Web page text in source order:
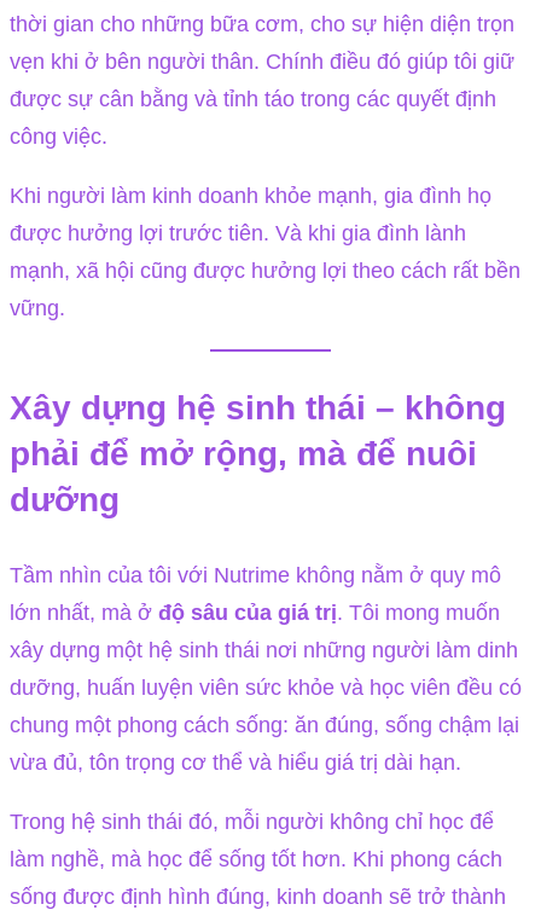
thời gian cho những bữa cơm, cho sự hiện diện trọn
vẹn khi ở bên người thân. Chính điều đó giúp tôi giữ
được sự cân bằng và tỉnh táo trong các quyết định
công việc.
Khi người làm kinh doanh khỏe mạnh, gia đình họ
được hưởng lợi trước tiên. Và khi gia đình lành
mạnh, xã hội cũng được hưởng lợi theo cách rất bền
vững.
Xây dựng hệ sinh thái – không
phải để mở rộng, mà để nuôi
dưỡng
Tầm nhìn của tôi với Nutrime không nằm ở quy mô
lớn nhất, mà ở độ sâu của giá trị. Tôi mong muốn
xây dựng một hệ sinh thái nơi những người làm dinh
dưỡng, huấn luyện viên sức khỏe và học viên đều có
chung một phong cách sống: ăn đúng, sống chậm lại
vừa đủ, tôn trọng cơ thể và hiểu giá trị dài hạn.
Trong hệ sinh thái đó, mỗi người không chỉ học để
làm nghề, mà học để sống tốt hơn. Khi phong cách
sống được định hình đúng, kinh doanh sẽ trở thành